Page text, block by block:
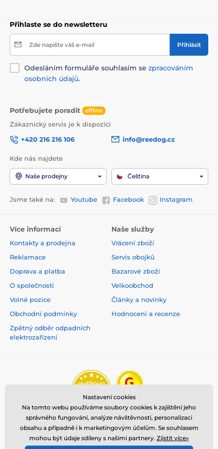
Přihlaste se do newsletteru
Zde napište váš e-mail Přihlásit
Odesláním formuláře souhlasím se zpracováním
osobních údajů.
Potřebujete poradit offline
Zákaznický servis je k dispozici
+420 216 216 106
info@reedog.cz
Kde nás najdete
Naše prodejny Čeština
Jsme také na: Youtube Facebook Instagram
Více informací
Kontakty a prodejna
Reklamace
Doprava a platba
O společnosti
Volné pozice
Obchodní podmínky
Zpětný odběr odpadních
elektrozařízení
Naše služby
Vrácení zboží
Servis obojků
Bazarové zboží
Velkoobchod
Články a novinky
Hodnocení a recenze
Nastavení cookies
Na tomto webu používáme soubory cookies k zajištění jeho
správného fungování, analýze návštěvnosti, personalizaci
obsahu a případně i k marketingovým účelům. Se souhlasem
mohou být údaje sdíleny s našimi partnery. Zjistit více»